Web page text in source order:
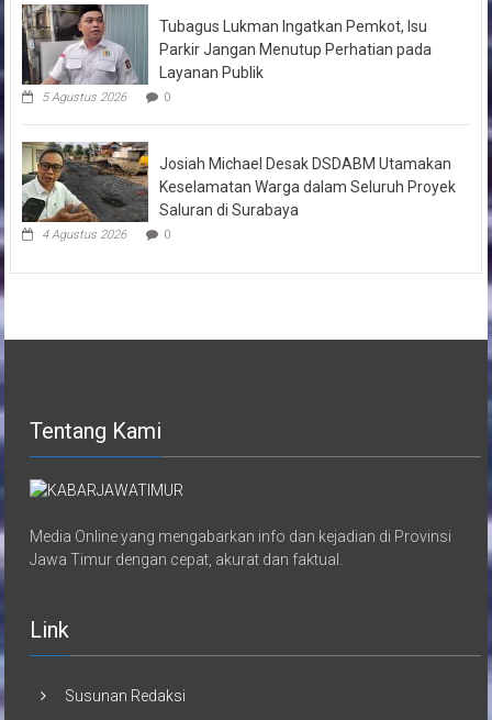
Tubagus Lukman Ingatkan Pemkot, Isu
Parkir Jangan Menutup Perhatian pada
Layanan Publik
5 Agustus 2026 0
Josiah Michael Desak DSDABM Utamakan
Keselamatan Warga dalam Seluruh Proyek
Saluran di Surabaya
4 Agustus 2026 0
Tentang Kami
Media Online yang mengabarkan info dan kejadian di Provinsi
Jawa Timur dengan cepat, akurat dan faktual.
Link
Susunan Redaksi